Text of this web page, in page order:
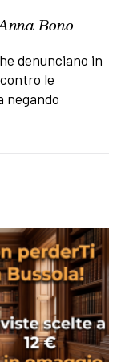
Bono
denunciano in
le
negando